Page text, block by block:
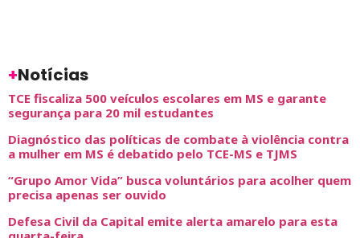
+Notícias
TCE fiscaliza 500 veículos escolares em MS e garante
segurança para 20 mil estudantes
Diagnóstico das políticas de combate à violência contra
a mulher em MS é debatido pelo TCE-MS e TJMS
“Grupo Amor Vida” busca voluntários para acolher quem
precisa apenas ser ouvido
Defesa Civil da Capital emite alerta amarelo para esta